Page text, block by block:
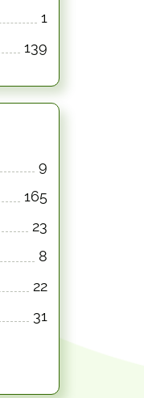
1
139
9
165
23
8
22
31